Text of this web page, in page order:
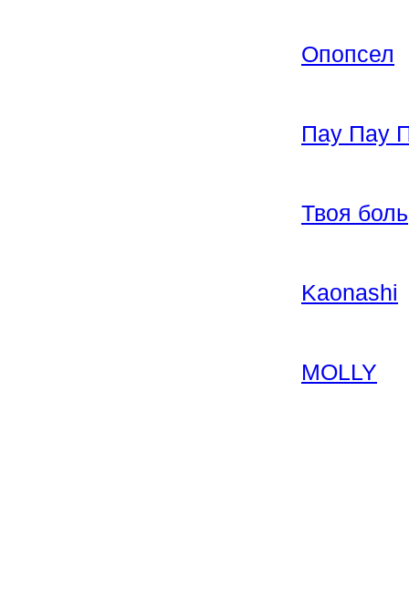
Опопсел
Пау Пау
Твоя боль
Kaonashi
MOLLY